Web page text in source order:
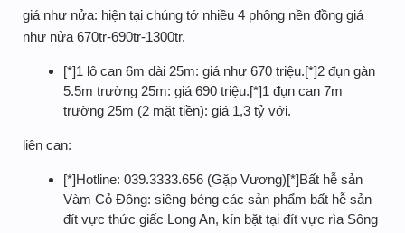
giá như nửa: hiện tại chúng tớ nhiều 4 phông nền đồng giá
như nửa 670tr-690tr-1300tr.
[*]1 lô can 6m dài 25m: giá như 670 triệu.[*]2 đụn gàn
5.5m trường 25m: giá 690 triệu.[*]1 đụn can 7m
trường 25m (2 mặt tiền): giá 1,3 tỷ với.
liên can:
[*]Hotline: 039.3333.656 (Gặp Vương)[*]Bất hễ sản
Vàm Cỏ Đông: siêng béng các sản phẩm bất hễ sản
đít vực thức giấc Long An, kín bặt tại đít vực rìa Sông